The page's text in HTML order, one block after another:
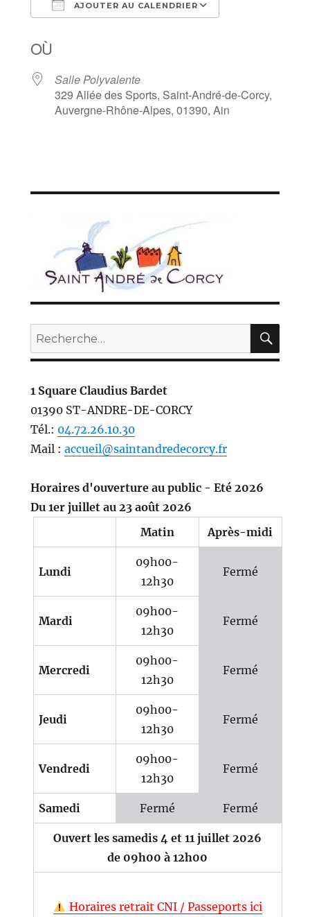
AJOUTER AU CALENDRIER
OÙ
Salle Polyvalente
329 Allée des Sports, Saint-André-de-Corcy,
Auvergne-Rhône-Alpes, 01390, Ain
Recherche
pour :
1 Square Claudius Bardet
01390 ST-ANDRE-DE-CORCY
Tél.: 04.72.26.10.30
Mail : accueil@saintandredecorcy.fr
Horaires d'ouverture au public - Eté 2026
Du 1er juillet au 23 août 2026
Matin
Après-midi
Lundi
09h00-
12h30
Fermé
Mardi
09h00-
12h30
Fermé
Mercredi
09h00-
12h30
Fermé
Jeudi
09h00-
12h30
Fermé
Vendredi
09h00-
12h30
Fermé
Samedi Fermé Fermé
Ouvert les samedis 4 et 11 juillet 2026
de 09h00 à 12h00
Horaires retrait CNI / Passeports ici